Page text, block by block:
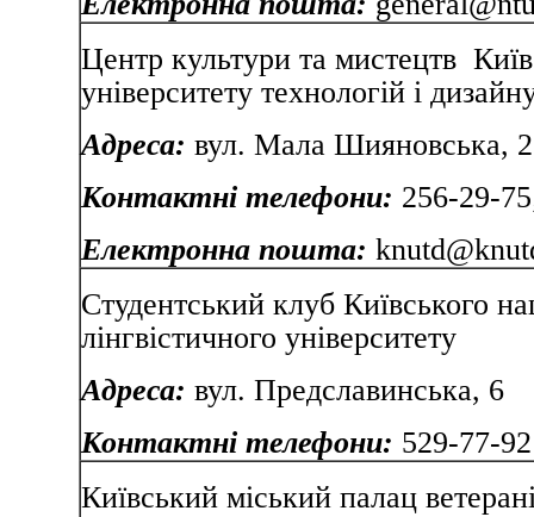
Центр культури та мистецтв
університету технологій і
Адреса: вул. Мала Шияновська, 2
Контактні телефони: 256-29-
Електронна пошта:
Студентський клуб Київського
лінгвістичного університету
Адреса: вул. Предславинська, 6
Контактні телефони: 529-77-92
Київський міський палац